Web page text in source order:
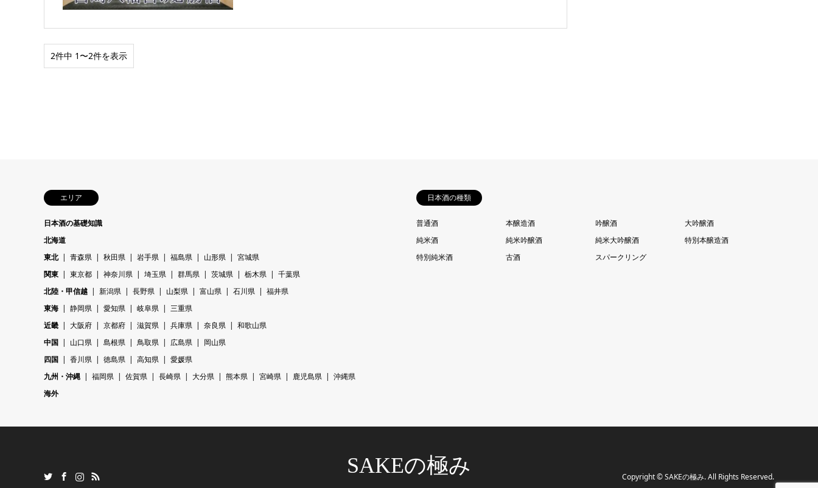
2件中 1〜2件を表示
エリア
日本酒の基礎知識
北海道
東北
青森県 秋田県 岩手県 福島県 山形県
宮城県
関東
東京都 神奈川県 埼玉県 群馬県 茨城県 栃木県
千葉県
北陸・甲信越
新潟県 長野県 山梨県 富山県 石川県
福井県
東海
静岡県 愛知県 岐阜県
三重県
近畿
大阪府 京都府 滋賀県 兵庫県 奈良県
和歌山県
中国
山口県 島根県 鳥取県 広島県
岡山県
四国
香川県 徳島県 高知県
愛媛県
九州・沖縄
福岡県 佐賀県 長崎県 大分県 熊本県 宮崎県 鹿児島県
沖縄県
海外
日本酒の種類
普通酒 本醸造酒 吟醸酒
大吟醸酒
純米酒
純米吟醸酒 純米大吟醸酒
特別本醸造酒
特別純米酒
古酒 スパークリング
SAKEの極み Copyright©SAKEの極み. All Rights Reserved.